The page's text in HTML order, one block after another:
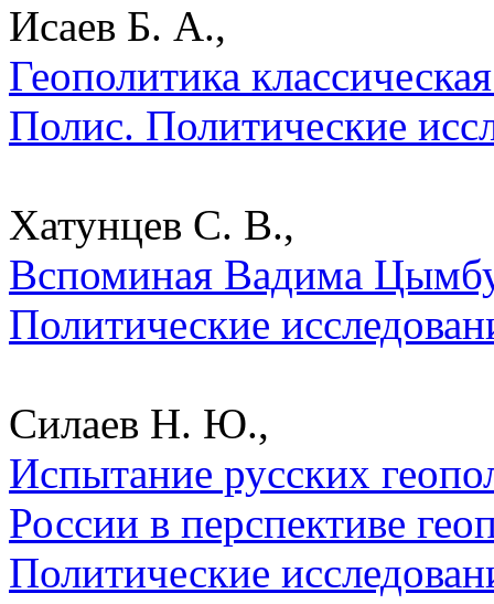
Исаев Б. А.,
Геополитика
Полис. Политические
Хатунцев С. В.,
Вспоминая Вадима
Политические
Силаев Н. Ю.,
Испытание русских
России в перспективе
Политические